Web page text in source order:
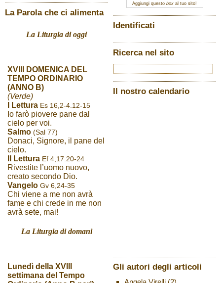
La Parola che ci alimenta
La Liturgia di oggi
XVIII DOMENICA DEL
TEMPO ORDINARIO
(ANNO B)
(Verde)
I Lettura Es 16,2-4.12-15
Io farò piovere pane dal
cielo per voi.
Salmo (Sal 77)
Donaci, Signore, il pane del
cielo.
II Lettura Ef 4,17.20-24
Rivestite l’uomo nuovo,
creato secondo Dio.
Vangelo Gv 6,24-35
Chi viene a me non avrà
fame e chi crede in me non
avrà sete, mai!
La Liturgia di domani
Lunedì della XVIII
settimana del Tempo
Aggiungi questo box al tuo sito!
Identificati
Ricerca nel sito
Il nostro calendario
Gli autori degli articoli